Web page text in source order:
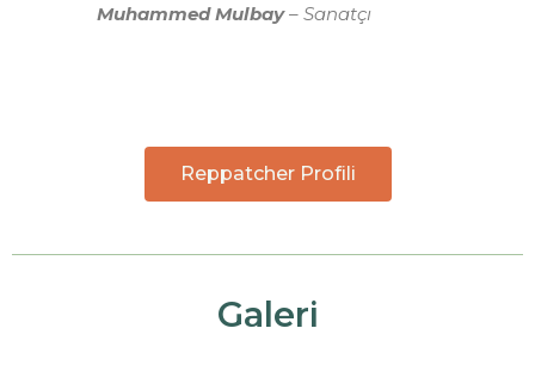
Muhammed Mulbay– Sanatçı
Reppatcher Profili
Galeri